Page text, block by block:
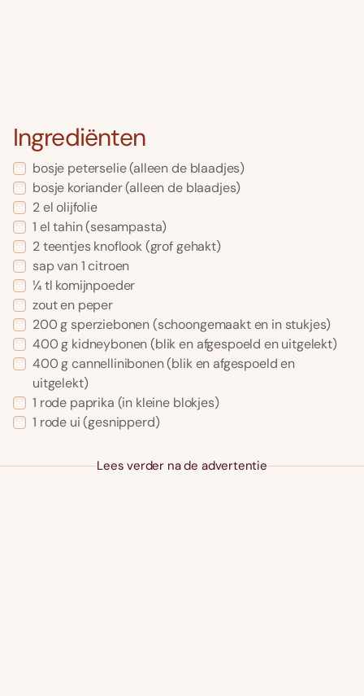
Ingrediënten
bosje peterselie (alleen de blaadjes)
bosje koriander (alleen de blaadjes)
2 el olijfolie
1 el tahin (sesampasta)
2 teentjes knoflook (grof gehakt)
sap van 1 citroen
¼ tl komijnpoeder
zout en peper
200 g sperziebonen (schoongemaakt en in stukjes)
400 g kidneybonen (blik en afgespoeld en uitgelekt)
400 g cannellinibonen (blik en afgespoeld en
uitgelekt)
1 rode paprika (in kleine blokjes)
1 rode ui (gesnipperd)
Lees verder na de advertentie